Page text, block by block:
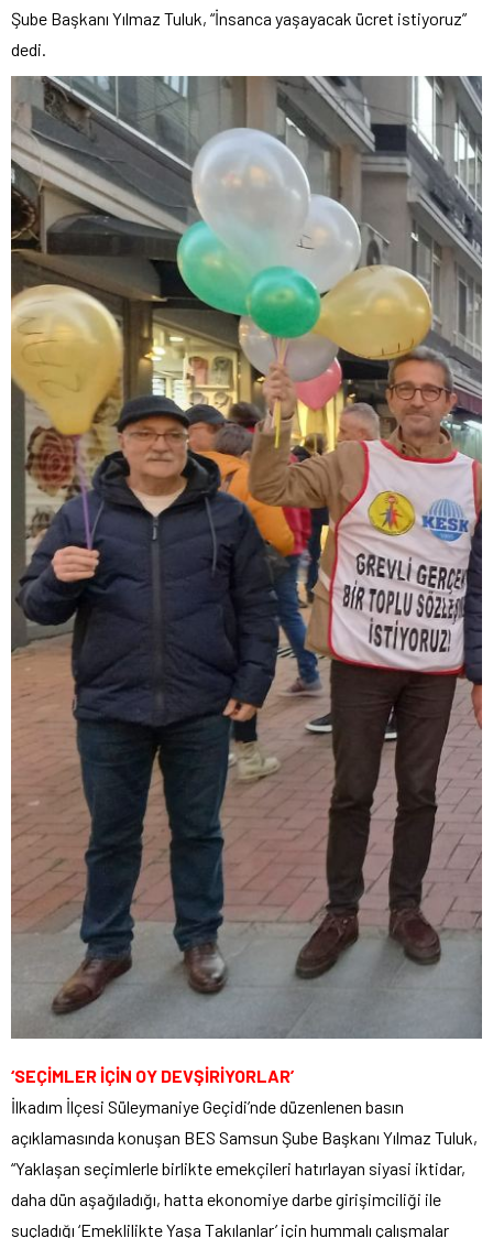
Şube Başkanı Yılmaz Tuluk, “İnsanca yaşayacak ücret istiyoruz”
dedi.
‘SEÇİMLER İÇİN OY DEVŞİRİYORLAR’
İlkadım İlçesi Süleymaniye Geçidi’nde düzenlenen basın
açıklamasında konuşan BES Samsun Şube Başkanı Yılmaz Tuluk,
“Yaklaşan seçimlerle birlikte emekçileri hatırlayan siyasi iktidar,
daha dün aşağıladığı, hatta ekonomiye darbe girişimciliği ile
suçladığı ‘Emeklilikte Yaşa Takılanlar’ için hummalı çalışmalar